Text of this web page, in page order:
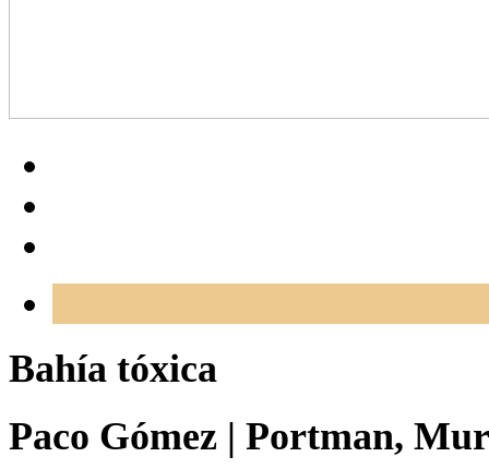
Bahía tóxica
Paco Gómez | Portman,